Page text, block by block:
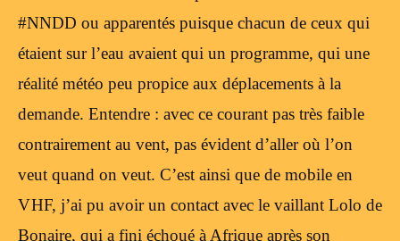
#NNDD ou apparentés puisque chacun de ceux qui
étaient sur l’eau avaient qui un programme, qui une
réalité météo peu propice aux déplacements à la
demande. Entendre : avec ce courant pas très faible
contrairement au vent, pas évident d’aller où l’on
veut quand on veut. C’est ainsi que de mobile en
VHF, j’ai pu avoir un contact avec le vaillant Lolo de
Bonaire, qui a fini échoué à Afrique après son